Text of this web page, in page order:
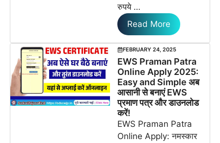
रुपये …
Read More
FEBRUARY 24, 2025
EWS Praman Patra
Online Apply 2025:
Easy and Simple अब
आसानी से बनाएं EWS
प्रमाण पत्र और डाउनलोड
करें!
EWS Praman Patra
Online Apply: नमस्कार